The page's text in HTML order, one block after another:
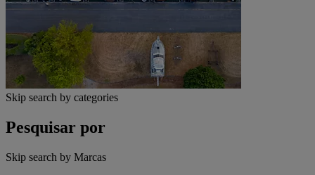
Skip search by categories
Pesquisar por
Skip search by Marcas